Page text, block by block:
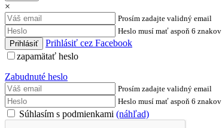
×
Prosím zadajte validný email
Heslo musí mať aspoň 6 znakov
Prihlásiť cez Facebook
zapamätať heslo
Zabudnuté heslo
Prosím zadajte validný email
Heslo musí mať aspoň 6 znakov
Súhlasím s podmienkami (náhľad)